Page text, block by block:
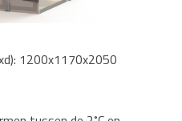
1200x1170x2050